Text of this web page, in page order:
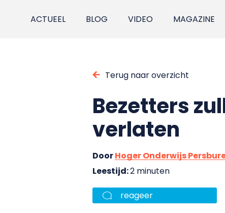
ACTUEEL BLOG VIDEO MAGAZINE
Terug naar overzicht
Bezetters
verlaten
DoorHoger Onderwijs
Leestijd:2 minuten
reageer